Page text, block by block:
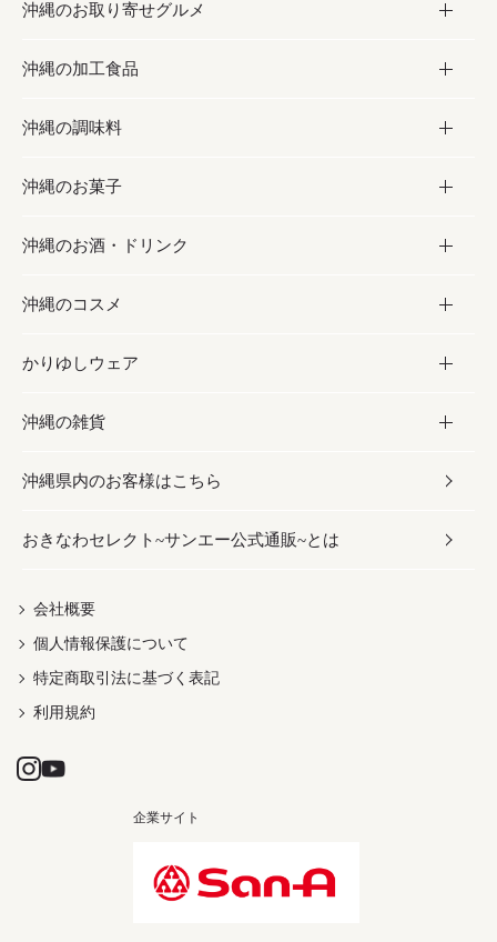
沖縄のお取り寄せグルメ
お取り寄せグルメ
フルーツ・野菜
お肉
海産物
沖縄の加工食品
加工食品
缶詰／パウチ
沖縄料理
沖縄そば／乾麺
レトルト食品
乾物／粉類
沖縄の調味料
調味料
砂糖／黒砂糖
塩
お酢／ドレッシング
しょうゆ
みそ
だし／スパイス／島唐辛子
沖縄のお菓子
お菓子
黒糖
ちんすこう
伝統菓子
スナック
おつまみ
紅芋
沖縄のお酒・ドリンク
お酒・ドリンク
泡盛
ビール・チューハイ
ワイン・ウィスキー・カクテル
ドリンク
茶葉
沖縄のコスメ
コスメ
スキンケア
ボディケア
ヘアケア
UVケア
かりゆしウェア
かりゆしウェア
メンズ
レディース
沖縄の雑貨
雑貨
沖縄ファッション
伝統工芸品
沖縄県内のお客様はこちら
おきなわセレクト~サンエー公式通販~とは
会社概要
個人情報保護について
特定商取引法に基づく表記
利用規約
企業サイト